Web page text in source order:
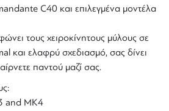
C40 και επιλεγμένα μοντέλα
τους χειροκίνητους μύλους σε
και ελαφρύ σχεδιασμό, σας δίνει
παντού μαζί σας.
and MK4